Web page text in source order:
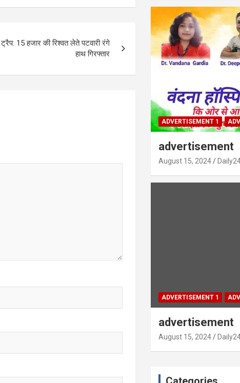
15 हजार की रिश्वत लेते पटवारी रंगे
हाथ गिरफ्तार
ADVERTISEMENT 1
advertisement
August 15, 2024
ADVERTISEMENT 1
advertisement
August 15, 2024